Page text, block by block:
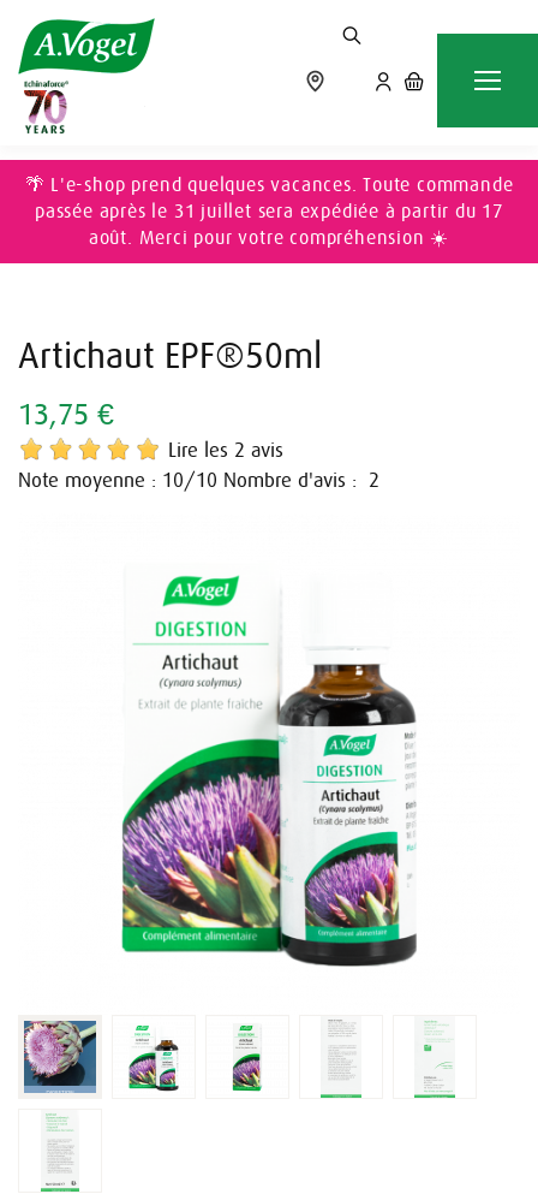
Accueil
🌴 L'e-shop prend quelques vacances. Toute commande
passée après le 31 juillet sera expédiée à partir du 17
août. Merci pour votre compréhension ☀️
Artichaut EPF®50ml
13,75 €
Lire les 2 avis
Note moyenne : 10/10 Nombre d'avis : 2